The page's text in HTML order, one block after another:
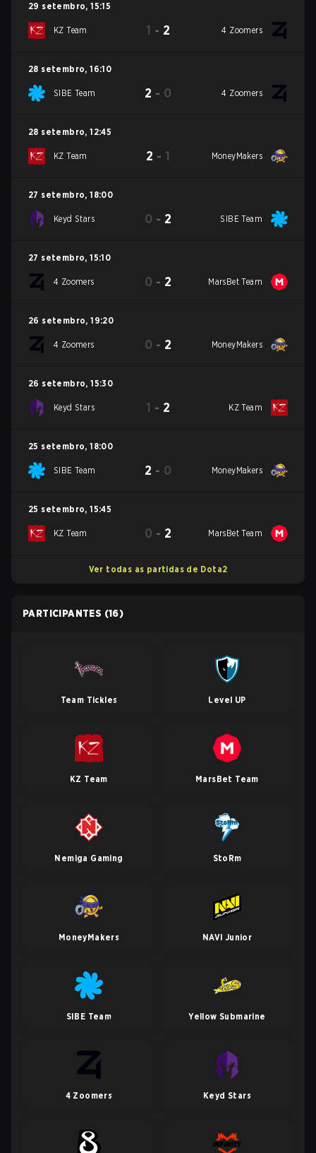
29 setembro, 15:15
KZ Team 1 - 2 4 Zoomers
28 setembro, 16:10
SIBE Team 2 - 0 4 Zoomers
28 setembro, 12:45
KZ Team 2 - 1 MoneyMakers
27 setembro, 18:00
Keyd Stars 0 - 2 SIBE Team
27 setembro, 15:10
4 Zoomers 0 - 2 MarsBet Team
26 setembro, 19:20
4 Zoomers 0 - 2 MoneyMakers
26 setembro, 15:30
Keyd Stars 1 - 2 KZ Team
25 setembro, 18:00
SIBE Team 2 - 0 MoneyMakers
25 setembro, 15:45
KZ Team 0 - 2 MarsBet Team
Ver todas as partidas de Dota2
PARTICIPANTES (16)
Team Tickles Level UP
KZ Team MarsBet Team
Nemiga Gaming StoRm
MoneyMakers NAVI Junior
SIBE Team Yellow Submarine
4 Zoomers Keyd Stars